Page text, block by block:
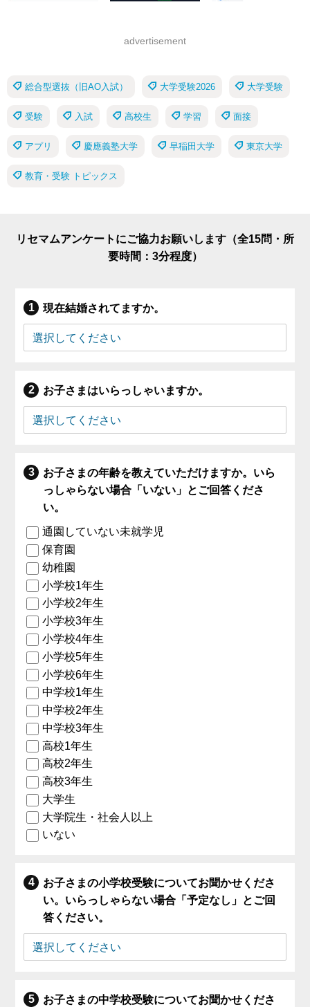
advertisement
総合型選抜（旧AO入試） 大学受験2026 大学受験
受験 入試 高校生 学習 面接
アプリ 慶應義塾大学 早稲田大学 東京大学
教育・受験 トピックス
リセマムアンケートにご協力お願いします（全15問・所
要時間：3分程度）
現在結婚されてますか。
お子さまはいらっしゃいますか。
お子さまの年齢を教えていただけますか。いら
っしゃらない場合「いない」とご回答くださ
い。
通園していない未就学児
保育園
幼稚園
小学校1年生
小学校2年生
小学校3年生
小学校4年生
小学校5年生
小学校6年生
中学校1年生
中学校2年生
中学校3年生
高校1年生
高校2年生
高校3年生
大学生
大学院生・社会人以上
いない
お子さまの小学校受験についてお聞かせくださ
い。いらっしゃらない場合「予定なし」とご回
答ください。
お子さまの中学校受験についてお聞かせくださ